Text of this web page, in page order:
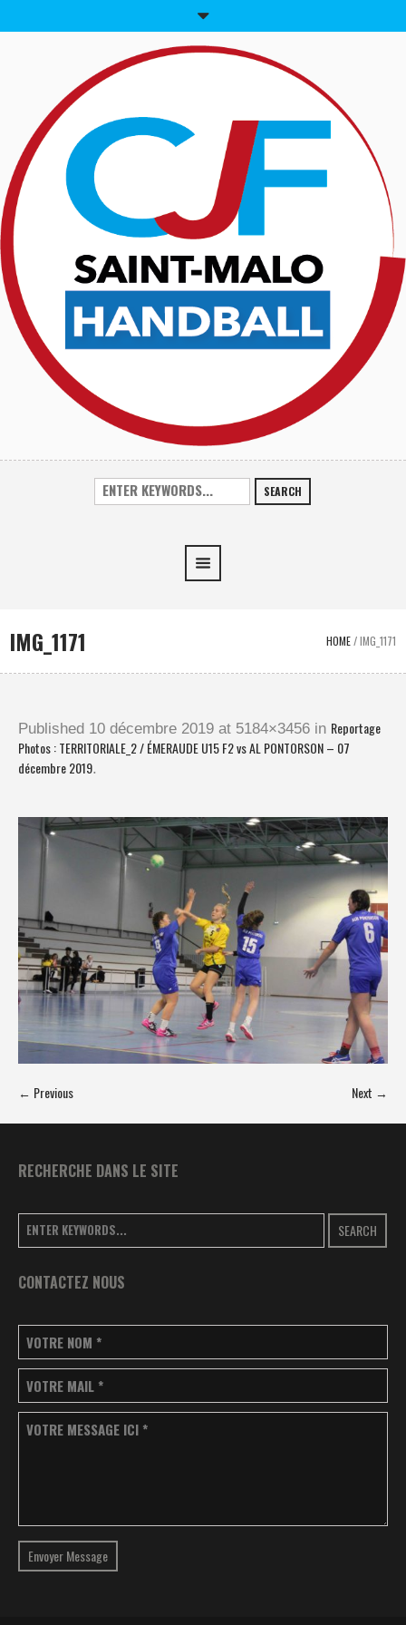
SEARCH
IMG_1171 HOME/IMG_1171
Published 10 décembre 2019 at 5184×3456 in Reportage
Photos : TERRITORIALE_2 / ÉMERAUDE U15 F2 vs AL PONTORSON – 07
décembre 2019.
← Previous Next →
RECHERCHE DANS LE SITE
SEARCH
CONTACTEZ NOUS
VOTRE NOM *
VOTRE MAIL *
VOTRE MESSAGE ICI *
Envoyer Message